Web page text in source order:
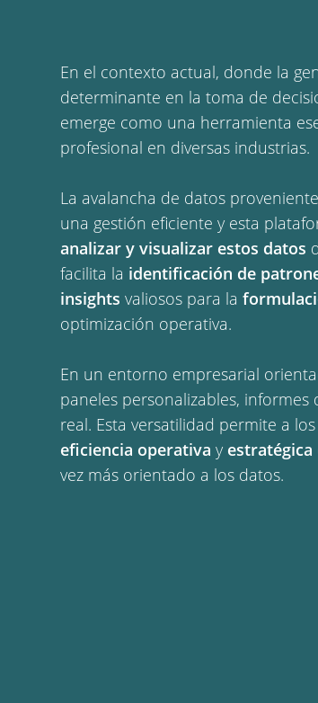
En el contexto actual, donde la
determinante en la toma de
emerge como una herramienta
profesional en diversas industrias.
La avalancha de datos
una gestión eficiente y esta
analizar y visualizar estos datos
facilita la identificación de
insights valiosos para la
optimización operativa.
En un entorno empresarial
paneles personalizables,
real. Esta versatilidad permite a
eficiencia operativa y estratégica
vez más orientado a los datos.